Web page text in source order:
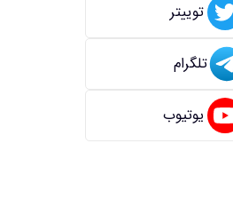
توییتر
تلگرام
یوتیوب